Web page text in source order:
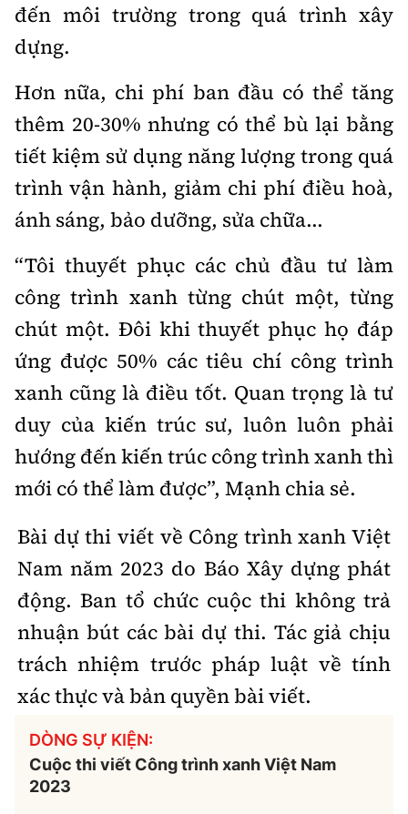
đến môi trường trong quá trình xây
dựng.
Hơn nữa, chi phí ban đầu có thể tăng
thêm 20-30% nhưng có thể bù lại bằng
tiết kiệm sử dụng năng lượng trong quá
trình vận hành, giảm chi phí điều hoà,
ánh sáng, bảo dưỡng, sửa chữa...
“Tôi thuyết phục các chủ đầu tư làm
công trình xanh từng chút một, từng
chút một. Đôi khi thuyết phục họ đáp
ứng được 50% các tiêu chí công trình
xanh cũng là điều tốt. Quan trọng là tư
duy của kiến trúc sư, luôn luôn phải
hướng đến kiến trúc công trình xanh thì
mới có thể làm được”, Mạnh chia sẻ.
Bài dự thi viết về Công trình xanh Việt
Nam năm 2023 do Báo Xây dựng phát
động. Ban tổ chức cuộc thi không trả
nhuận bút các bài dự thi. Tác giả chịu
trách nhiệm trước pháp luật về tính
xác thực và bản quyền bài viết.
DÒNG SỰ KIỆN:
Cuộc thi viết Công trình xanh Việt Nam
2023